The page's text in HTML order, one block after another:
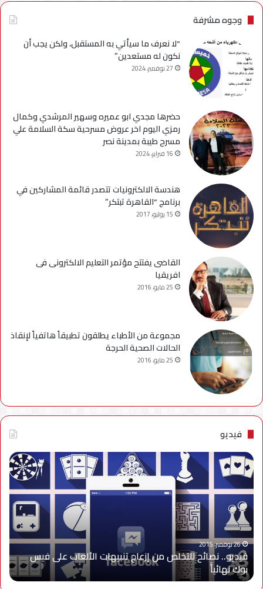
وجوه مشرفة
“لا نعرف ما سيأتي به المستقبل، ولكن يجب أن
نكون له مستعدين”
27 نوفمبر، 2024
حضرها مجدي ابو عميره وسهير المرشدي وكمال
رمزي اليوم اخر عروض مسرحية سكة السلامة علي
مسرح طيبة بمدينة نصر
16 فبراير، 2024
هندسة الالكترونيات تتصدر قائمة المشاركين في
برنامج “القاهرة تبتكر”
15 يوليو، 2017
القاضى يفتتح مؤتمر التعليم الالكترونى فى
افريقيا
25 مايو، 2016
مجموعة من الأطباء يطلقون تطبيقاً هاتفياً لإنقاذ
الحالات الصحية الحرجة
25 مايو، 2016
فيديو
فيديو..
نصائح
للتخلص
من
إزعاج
تنبيهات
الألعاب
على
فيس
بوك
نهائياًَ
26 نوفمبر، 2015
فيديو.. نصائح للتخلص من إزعاج تنبيهات الألعاب على فيس
بوك نهائياًَ